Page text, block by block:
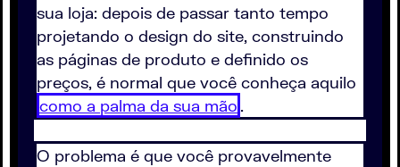
sua loja: depois de passar tanto tempo
projetando o design do site, construindo
as páginas de produto e definido os
preços, é normal que você conheça aquilo
como a palma da sua mão .
O problema é que você provavelmente